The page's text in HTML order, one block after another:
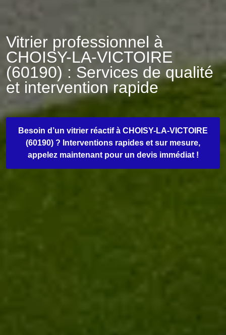
Vitrier professionnel à
CHOISY-LA-VICTOIRE
(60190) : Services de qualité
et intervention rapide
Besoin d’un vitrier réactif à CHOISY-LA-VICTOIRE
(60190) ? Interventions rapides et sur mesure,
appelez maintenant pour un devis immédiat !